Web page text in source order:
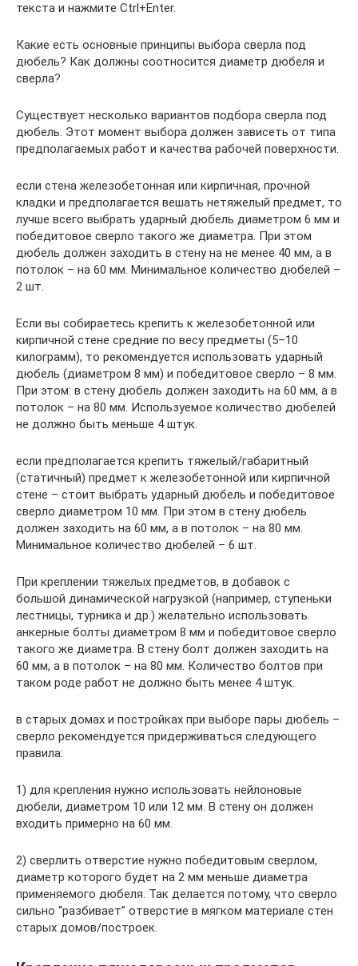
текста и нажмите Ctrl+Enter.
Какие есть основные принципы выбора сверла под
дюбель? Как должны соотносится диаметр дюбеля и
сверла?
Существует несколько вариантов подбора сверла под
дюбель. Этот момент выбора должен зависеть от типа
предполагаемых работ и качества рабочей поверхности.
если стена железобетонная или кирпичная, прочной
кладки и предполагается вешать нетяжелый предмет, то
лучше всего выбрать ударный дюбель диаметром 6 мм и
победитовое сверло такого же диаметра. При этом
дюбель должен заходить в стену на не менее 40 мм, а в
потолок – на 60 мм. Минимальное количество дюбелей –
2 шт.
Если вы собираетесь крепить к железобетонной или
кирпичной стене средние по весу предметы (5–10
килограмм), то рекомендуется использовать ударный
дюбель (диаметром 8 мм) и победитовое сверло – 8 мм.
При этом: в стену дюбель должен заходить на 60 мм, а в
потолок – на 80 мм. Используемое количество дюбелей
не должно быть меньше 4 штук.
если предполагается крепить тяжелый/габаритный
(статичный) предмет к железобетонной или кирпичной
стене – стоит выбрать ударный дюбель и победитовое
сверло диаметром 10 мм. При этом в стену дюбель
должен заходить на 60 мм, а в потолок – на 80 мм.
Минимальное количество дюбелей – 6 шт.
При креплении тяжелых предметов, в добавок с
большой динамической нагрузкой (например, ступеньки
лестницы, турника и др.) желательно использовать
анкерные болты диаметром 8 мм и победитовое сверло
такого же диаметра. В стену болт должен заходить на
60 мм, а в потолок – на 80 мм. Количество болтов при
таком роде работ не должно быть менее 4 штук.
в старых домах и постройках при выборе пары дюбель –
сверло рекомендуется придерживаться следующего
правила:
1) для крепления нужно использовать нейлоновые
дюбели, диаметром 10 или 12 мм. В стену он должен
входить примерно на 60 мм.
2) сверлить отверстие нужно победитовым сверлом,
диаметр которого будет на 2 мм меньше диаметра
применяемого дюбеля. Так делается потому, что сверло
сильно “разбивает” отверстие в мягком материале стен
старых домов/построек.